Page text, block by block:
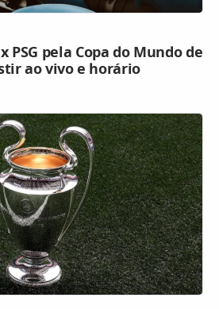
PSG pela Copa do Mundo de
ao vivo e horário